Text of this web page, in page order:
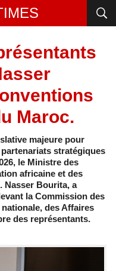
Maroc.
majeure pour
stratégiques
le Ministre des
africaine et des
Nasser Bourita, a
la Commission des
des Affaires
des représentants.